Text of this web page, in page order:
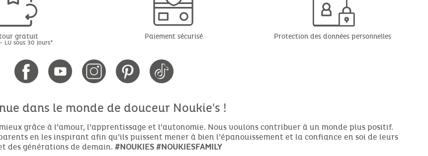
gratuit
LU sous 30 jours*
Paiement sécurisé Protection des données personnelles
dans le monde de douceur Noukie's !
grâce à l’amour, l’apprentissage et l’autonomie. Nous voulons contribuer à un monde plus positif.
en les inspirant afin qu’ils puissent mener à bien l’épanouissement et la confiance en soi de leurs
des générations de demain. #NOUKIES #NOUKIESFAMILY